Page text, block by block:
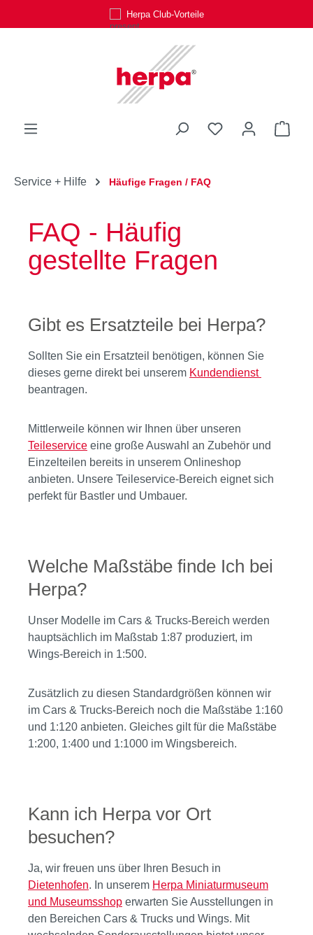
Zum Hauptinhalt springenHerpa Club-Vorteile
Du hast 0
Service + Hilfe Häufige Fragen / FAQ
FAQ - Häufig
gestellte Fragen
Gibt es Ersatzteile bei Herpa?
Sollten Sie ein Ersatzteil benötigen, können Sie
dieses gerne direkt bei unserem Kundendienst
beantragen.
Mittlerweile können wir Ihnen über unseren
Teileservice eine große Auswahl an Zubehör und
Einzelteilen bereits in unserem Onlineshop
anbieten. Unsere Teileservice-Bereich eignet sich
perfekt für Bastler und Umbauer.
Welche Maßstäbe finde Ich bei
Herpa?
Unser Modelle im Cars & Trucks-Bereich werden
hauptsächlich im Maßstab 1:87 produziert, im
Wings-Bereich in 1:500.
Zusätzlich zu diesen Standardgrößen können wir
im Cars & Trucks-Bereich noch die Maßstäbe 1:160
und 1:120 anbieten. Gleiches gilt für die Maßstäbe
1:200, 1:400 und 1:1000 im Wingsbereich.
Kann ich Herpa vor Ort
besuchen?
Ja, wir freuen uns über Ihren Besuch in
Dietenhofen. In unserem Herpa Miniaturmuseum
und Museumsshop erwarten Sie Ausstellungen in
den Bereichen Cars & Trucks und Wings. Mit